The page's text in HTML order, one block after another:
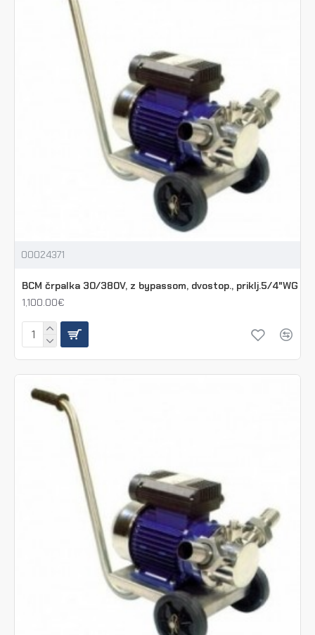
00024371
BCM črpalka 30/380V, z bypassom, dvostop., priklj.5/4"WG
1,100.00€